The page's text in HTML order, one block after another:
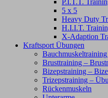
P.I.T.T.
5 x 5
Heavy Duty
H.I.I.T.
X-Adaption
Kraftsport Übungen
Brusttraining –
Bizepstraining –
Trizepstraining –
Rückenmuskeln